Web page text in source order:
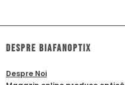
dESPRE biafanoptix
Despre Noi